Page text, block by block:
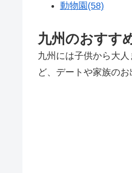
動物園(58)
九州のおすす
九州には子供から大
ど、デートや家族の